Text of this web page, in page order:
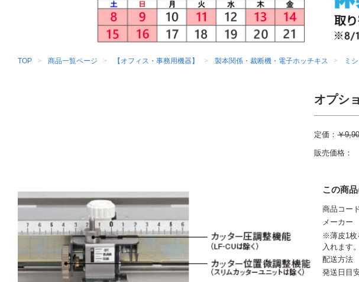
TOP 商品一覧ページ 【オフィス・事務用機器】 製本関係・裁断機・電子ホッチキス ミ
オプシ
定価：￥
販売価格：
この商
商品コー
メーカー
※薄皮1枚
入れます。
配送方法
発送日目